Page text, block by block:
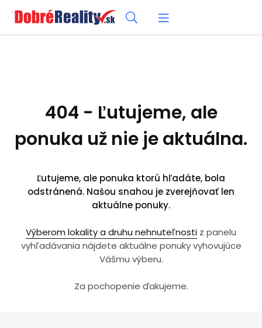
404 - Ľutujeme, ale
ponuka už nie je aktuálna.
Ľutujeme, ale ponuka ktorú hľadáte, bola
odstránená. Našou snahou je zverejňovať len
aktuálne ponuky.
Výberom lokality a druhu nehnuteľnosti z panelu
vyhľadávania nájdete aktuálne ponuky vyhovujúce
Vášmu výberu.
Za pochopenie ďakujeme.